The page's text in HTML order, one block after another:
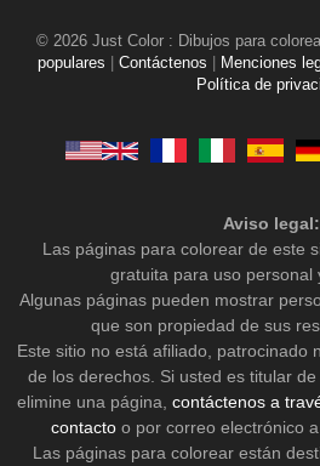
© 2026 Just Color : Dibujos para
populares
Contáctenos Menciones
Política de
Aviso legal:
Las páginas para colorear de este
gratuita para uso personal
Algunas páginas pueden mostrar
que son propiedad de sus
Este sitio no está afiliado, patrocinado
de los derechos. Si usted es titular
elimine una página, contáctenos a
contactoo por correo electrónico a
Las páginas para colorear están